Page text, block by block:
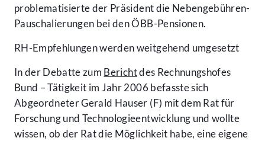
problematisierte der Präsident die Nebengebühren-
Pauschalierungen bei den ÖBB-Pensionen.
RH-Empfehlungen werden weitgehend umgesetzt
In der Debatte zum Berichtdes Rechnungshofes
Bund – Tätigkeit im Jahr 2006 befasste sich
Abgeordneter Gerald Hauser (F) mit dem Rat für
Forschung und Technologieentwicklung und wollte
wissen, ob der Rat die Möglichkeit habe, eine eigene